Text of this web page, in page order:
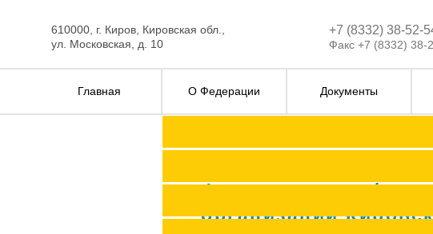
610000, г. Киров, Кировская обл.,
ул. Московская, д. 10
+7 (8332) 38-52-
Факс +7 (8332) 38-
Главная О Федерации Документы
Федерация
организаций